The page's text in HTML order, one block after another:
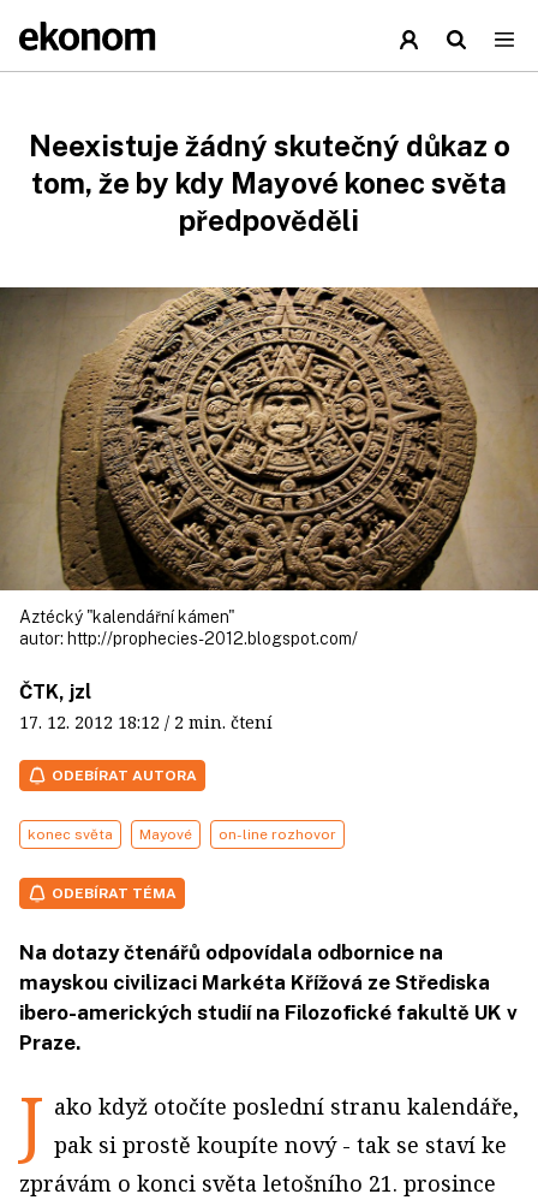
Neexistuje žádný skutečný důkaz o
tom, že by kdy Mayové konec světa
předpověděli
Aztécký "kalendářní kámen"
autor: http://prophecies-2012.blogspot.com/
ČTK, jzl
17. 12. 2012 18:12 / 2 min. čtení
ODEBÍRAT AUTORA
konec světa Mayové on-line rozhovor
ODEBÍRAT TÉMA
Na dotazy čtenářů odpovídala odbornice na
mayskou civilizaci Markéta Křížová ze Střediska
ibero-amerických studií na Filozofické fakultě UK v
Praze.
J ako když otočíte poslední stranu kalendáře,
pak si prostě koupíte nový - tak se staví ke
zprávám o konci světa letošního 21. prosince